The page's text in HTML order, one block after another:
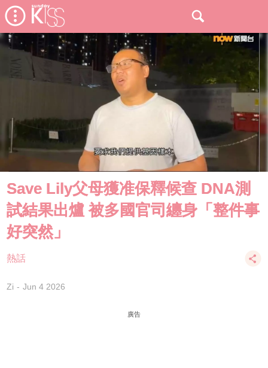
Save Lily父母獲准保釋候查 DNA測
試結果出爐 被多國官司纏身「整件事
好突然」
熱話
Zi Jun 4 2026
廣告